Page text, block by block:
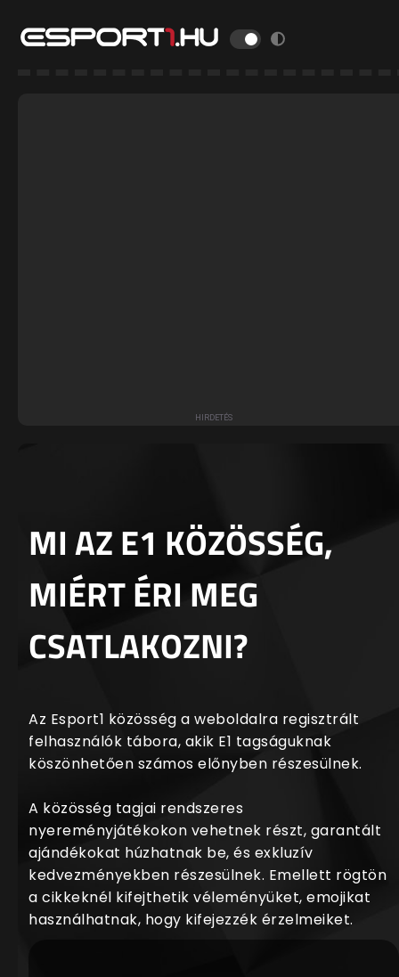
MI AZ E1 KÖZÖSSÉG,
MIÉRT ÉRI MEG
CSATLAKOZNI?
Az Esport1 közösség a weboldalra regisztrált
felhasználók tábora, akik E1 tagságuknak
köszönhetően számos előnyben részesülnek.
A közösség tagjai rendszeres
nyereményjátékokon vehetnek részt, garantált
ajándékokat húzhatnak be, és exkluzív
kedvezményekben részesülnek. Emellett rögtön
a cikkeknél kifejthetik véleményüket, emojikat
használhatnak, hogy kifejezzék érzelmeiket.